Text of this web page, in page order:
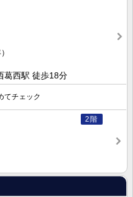
葛西駅 徒歩18分
てチェック
2階